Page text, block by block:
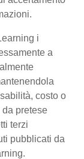
i
a
costo o
pretese
terzi
pubblicati da